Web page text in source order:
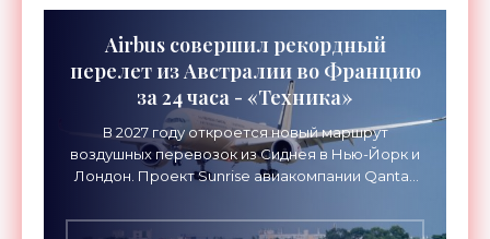
Airbus совершил рекордный
перелет из Австралии во Францию
за 24 часа - «Техника»
В 2027 году откроется новый маршрут
воздушных перевозок из Сиднея в Нью-Йорк и
Лондон. Проект Sunrise авиакомпании Qantas
длительностью до 24